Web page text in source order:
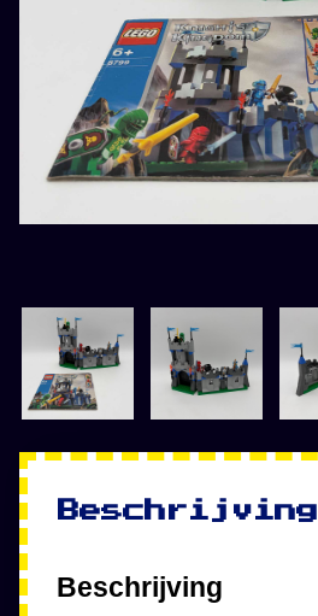
Beschrijving
Beschrijving